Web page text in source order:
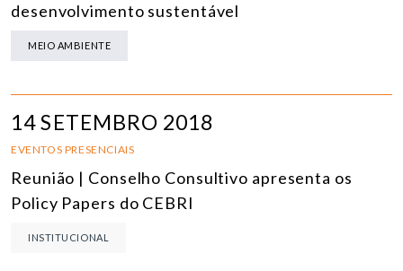
desenvolvimento sustentável
MEIO AMBIENTE
14 SETEMBRO 2018
EVENTOS PRESENCIAIS
Reunião | Conselho Consultivo apresenta os
Policy Papers do CEBRI
INSTITUCIONAL